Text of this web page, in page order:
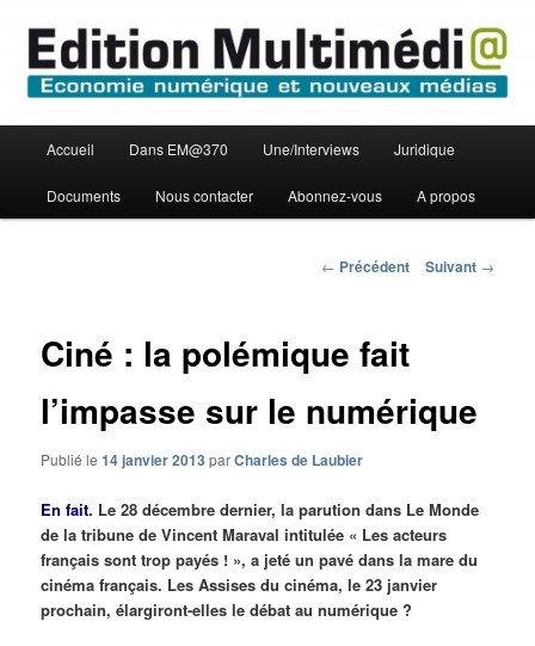
contenu
principalEdition Multimédi@
principal
Accueil Dans EM@370 Une/Interviews Juridique
Documents Nous contacter Abonnez-vous A propos
Navigation
← Précédent Suivant →
Ciné : la polémique fait
l’impasse sur le numérique
Publié le14 janvier 2013 parCharles de Laubier
En fait. Le 28 décembre dernier, la parution dans Le Monde
de la tribune de Vincent Maraval intitulée « Les acteurs
français sont trop payés ! », a jeté un pavé dans la mare du
cinéma français. Les Assises du cinéma, le 23 janvier
prochain, élargiront-elles le débat au numérique ?